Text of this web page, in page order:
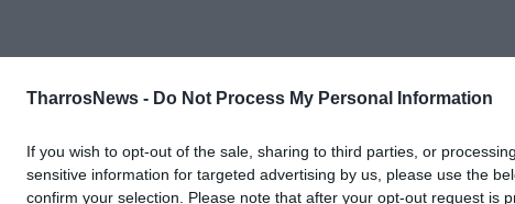
TharrosNews - Do Not Process My Personal Information
If you wish to opt-out of the sale, sharing to third parties, or
sensitive information for targeted advertising by us, please use the
confirm your selection. Please note that after your opt-out request is